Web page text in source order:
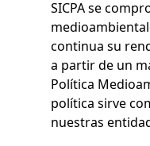
SICPA se
continua su
a partir de un
Política
política sirve
nuestras